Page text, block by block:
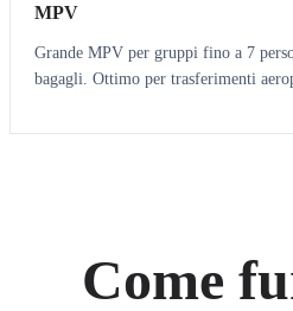
MPV
Grande MPV per gruppi fino a 7
bagagli. Ottimo per trasferimenti
Come